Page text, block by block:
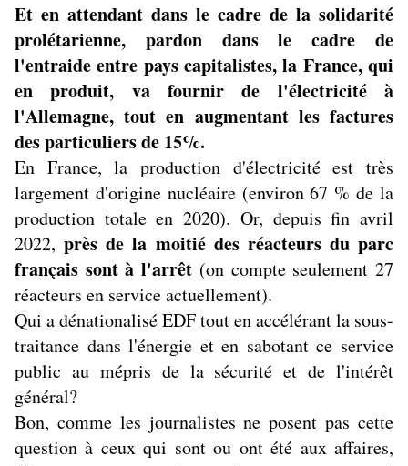
Et en attendant dans le cadre de la solidarité
prolétarienne, pardon dans le cadre de
l'entraide entre pays capitalistes, la France, qui
en produit, va fournir de l'électricité à
l'Allemagne, tout en augmentant les factures
des particuliers de 15%.
En France, la production d'électricité est très
largement d'origine nucléaire (environ 67 % de la
production totale en 2020). Or, depuis fin avril
2022,près de la moitié des réacteurs du parc
français sont à l'arrêt (on compte seulement 27
réacteurs en service actuellement).
Qui a dénationalisé EDF tout en accélérant la sous-
traitance dans l'énergie et en sabotant ce service
public au mépris de la sécurité et de l'intérêt
général?
Bon, comme les journalistes ne posent pas cette
question à ceux qui sont ou ont été aux affaires,